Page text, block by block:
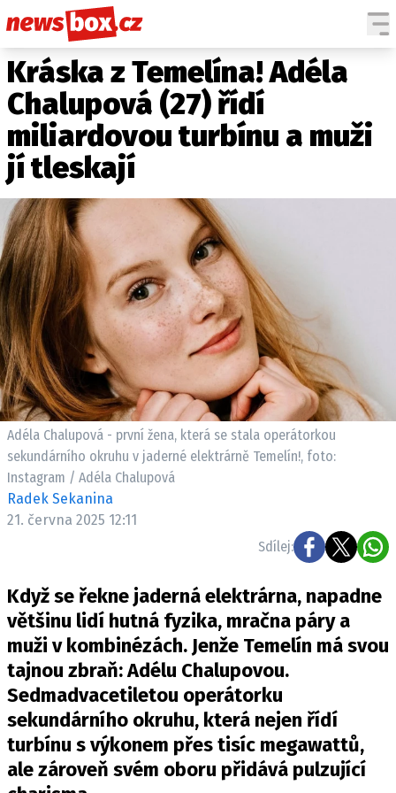
DOMÁCÍ
ZAHRANIČÍ
POČASÍ
KRIMI
EKONOMIKA
KULTURA
SPOLEČNOST
SPORT
ČESKÉ CELEBRITY
SVĚTOVÉ CELEBRITY
SLEDUJTE NÁS NA|
Máte příběh, fotku nebo video?
Pošlete e-mail na newsbox.cz
ETICKÝ KODEX
OSOBNÍ ÚDAJE / COOKIES
VOLNÁ MÍSTA
Provozovatelem serveru newsbox.cz je
INCORP MEDIA GROUP s.r.o., IČ: 118 23 054
Kráska z Temelína! Adéla
Chalupová (27) řídí
miliardovou turbínu a muži
jí tleskají
Adéla Chalupová - první žena, která se stala operátorkou
sekundárního okruhu v jaderné elektrárně Temelín!, foto:
Instagram / Adéla Chalupová
Radek Sekanina
21. června 2025 12:11
Sdílej:
Když se řekne jaderná elektrárna, napadne
většinu lidí hutná fyzika, mračna páry a
muži v kombinézách. Jenže Temelín má svou
tajnou zbraň: Adélu Chalupovou.
Sedmadvacetiletou operátorku
sekundárního okruhu, která nejen řídí
turbínu s výkonem přes tisíc megawattů,
ale zároveň svém oboru přidává pulzující